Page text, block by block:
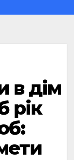
в дім
рік